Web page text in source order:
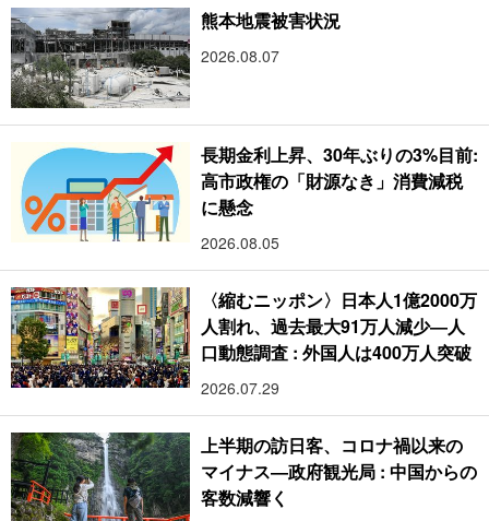
熊本地震被害状況
2026.08.07
長期金利上昇、30年ぶりの3%目前:
高市政権の「財源なき」消費減税
に懸念
2026.08.05
〈縮むニッポン〉日本人1億2000万
人割れ、過去最大91万人減少―人
口動態調査 : 外国人は400万人突破
2026.07.29
上半期の訪日客、コロナ禍以来の
マイナス―政府観光局 : 中国からの
客数減響く